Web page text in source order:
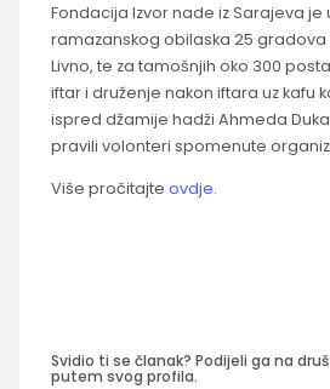
Fondacija Izvor nade iz Sarajeva je
ramazanskog obilaska 25 gradova
Livno, te za tamošnjih oko 300
iftar i druženje nakon iftara uz kafu
ispred džamije hadži Ahmeda
pravili volonteri spomenute
Više pročitajte ovdje.
Svidio ti se članak? Podijeli ga na
putem svog profila.